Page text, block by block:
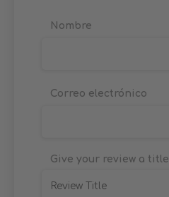
Give your review a title
Nombre
Correo electrónico